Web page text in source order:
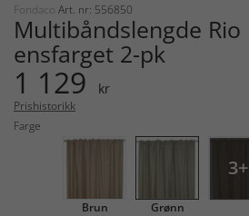
Fondaco Art. nr: 556850
Multibåndslengde Rio
ensfarget 2-pk
1 129 kr
Prishistorikk
Farge
Brun Grønn
3+